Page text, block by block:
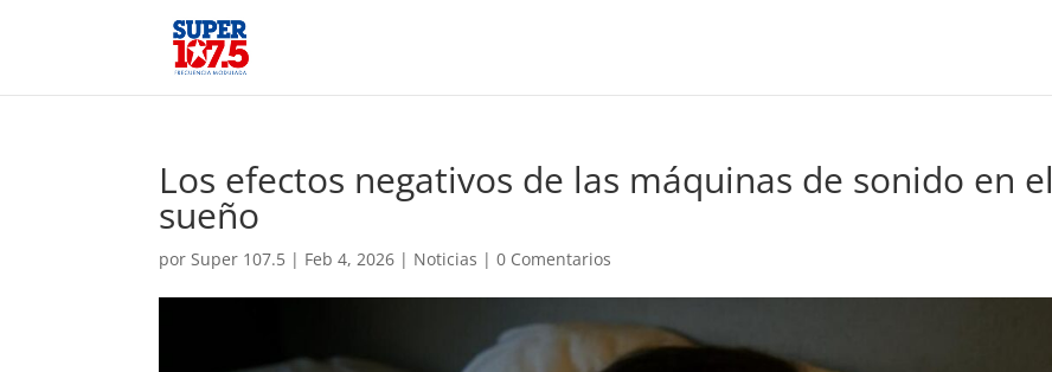
Los efectos negativos de las máquinas de sonido en el
sueño
porSuper 107.5 | Feb 4, 2026 | Noticias |0 Comentarios